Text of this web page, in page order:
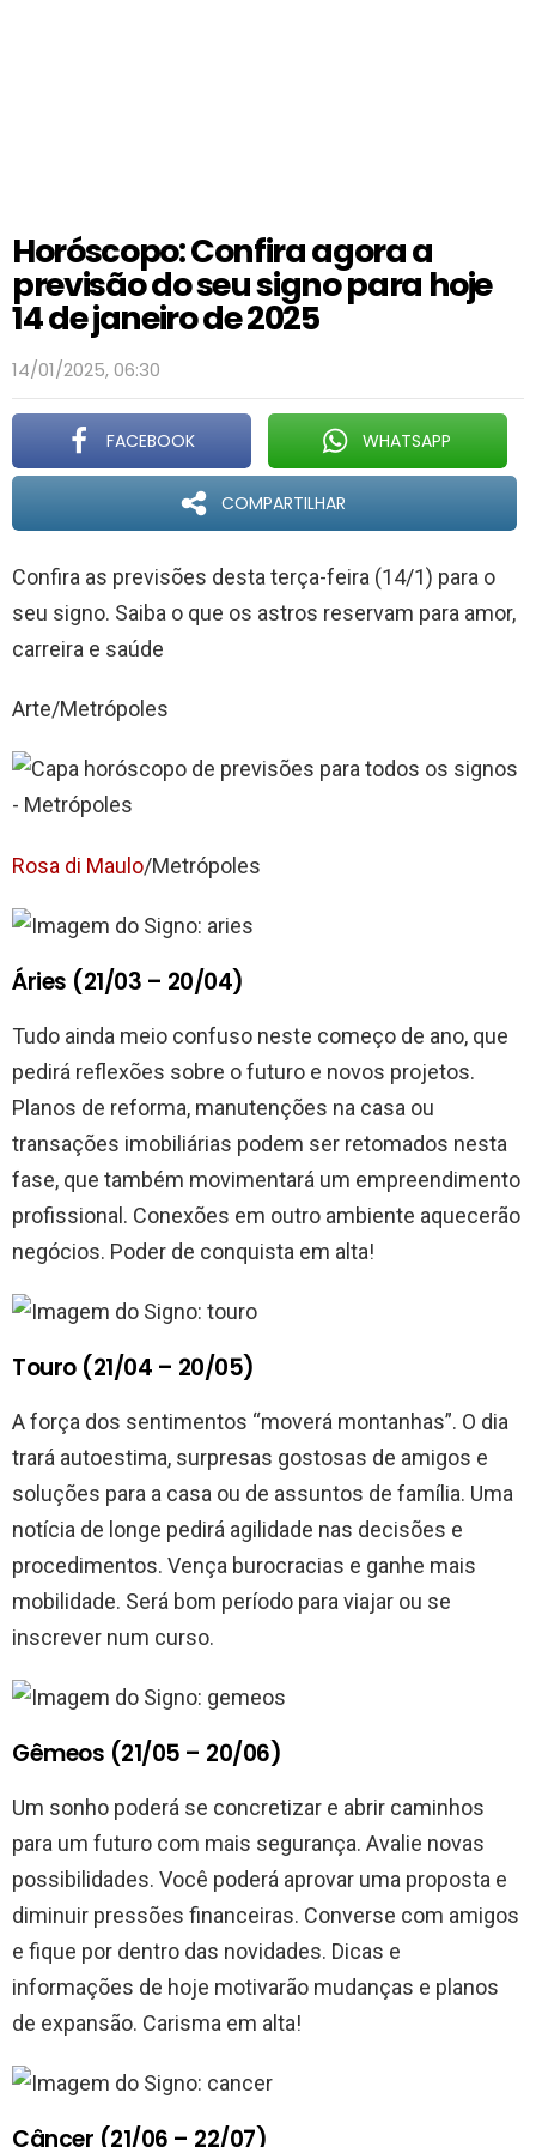
Horóscopo: Confira agora a
previsão do seu signo para hoje
14 de janeiro de 2025
14/01/2025, 06:30
FACEBOOK WHATSAPP
COMPARTILHAR
Confira as previsões desta terça-feira (14/1) para o
seu signo. Saiba o que os astros reservam para amor,
carreira e saúde
Arte/Metrópoles
Rosa di Maulo/Metrópoles
Áries (21/03 – 20/04)
Tudo ainda meio confuso neste começo de ano, que
pedirá reflexões sobre o futuro e novos projetos.
Planos de reforma, manutenções na casa ou
transações imobiliárias podem ser retomados nesta
fase, que também movimentará um empreendimento
profissional. Conexões em outro ambiente aquecerão
negócios. Poder de conquista em alta!
Touro (21/04 – 20/05)
A força dos sentimentos “moverá montanhas”. O dia
trará autoestima, surpresas gostosas de amigos e
soluções para a casa ou de assuntos de família. Uma
notícia de longe pedirá agilidade nas decisões e
procedimentos. Vença burocracias e ganhe mais
mobilidade. Será bom período para viajar ou se
inscrever num curso.
Gêmeos (21/05 – 20/06)
Um sonho poderá se concretizar e abrir caminhos
para um futuro com mais segurança. Avalie novas
possibilidades. Você poderá aprovar uma proposta e
diminuir pressões financeiras. Converse com amigos
e fique por dentro das novidades. Dicas e
informações de hoje motivarão mudanças e planos
de expansão. Carisma em alta!
Câncer (21/06 – 22/07)